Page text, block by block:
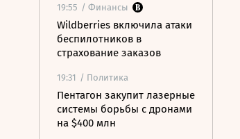
19:55 / Финансы
Wildberries включила атаки
беспилотников в
страхование заказов
19:31 / Политика
Пентагон закупит лазерные
системы борьбы с дронами
на $400 млн